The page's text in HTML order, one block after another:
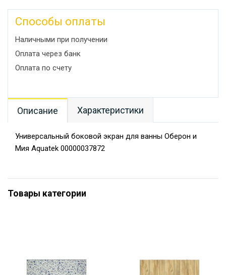
Способы оплаты
Наличными при получении
Оплата через банк
Оплата по счету
Описание Характеристики
Универсальный боковой экран для ванны Оберон и
Мия Aquatek 00000037872
Товары категории